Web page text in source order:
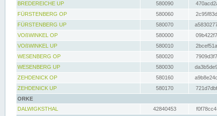
BREDEREICHE UP
580090
FÜRSTENBERG OP
580060
FÜRSTENBERG UP
580070
VOßWINKEL OP
580000
VOßWINKEL UP
580010
WESENBERG OP
580020
WESENBERG UP
580030
ZEHDENICK OP
580160
ZEHDENICK UP
580170
ORKE
DALWIGKSTHAL
42840453